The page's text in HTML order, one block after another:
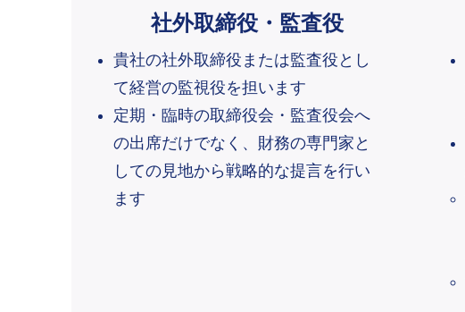
社外取締役・監査役
貴社の社外取締役または監査役とし
て経営の監視役を担います
定期・臨時の取締役会・監査役会へ
の出席だけでなく、財務の専門家と
しての見地から戦略的な提言を行い
ます